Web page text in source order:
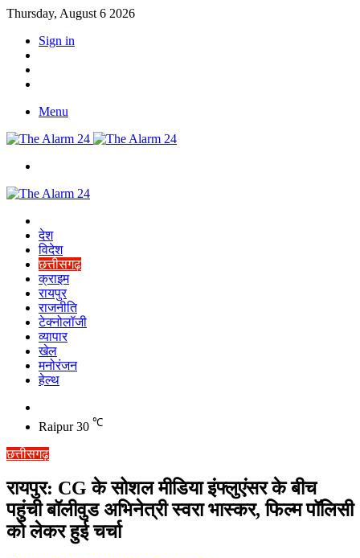
Thursday, August 6 2026
Sign in
Menu
देश
विदेश
छत्तीसगढ़
क्राइम
रायपुर
राजनीति
टेक्नोलॉजी
व्यापार
खेल
मनोरंजन
हेल्थ
skin
Raipur 30 ℃
छत्तीसगढ़
रायपुर: CG के सोशल मीडिया इंफ्लुएंसर के बीच
पहुंची बॉलीवुड अभिनेत्री स्वरा भास्कर, फिल्म पॉलिसी
को लेकर हुई चर्चा